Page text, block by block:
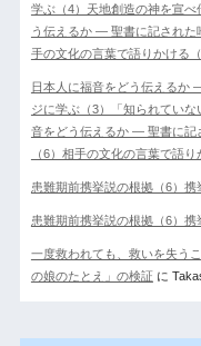
学ぶ（4）天地創造の神を宣べ
う伝えるか ― 聖書に記された
手の文化の言葉で語りかける
日本人に福音をどう伝えるか
ジに学ぶ（3）「知られていな
音をどう伝えるか ― 聖書に記
（6）相手の文化の言葉で語
患難期前携挙説の根拠（6）
患難期前携挙説の根拠（6）
一度救われても、救いを失う
の娘のたとえ」の検証に